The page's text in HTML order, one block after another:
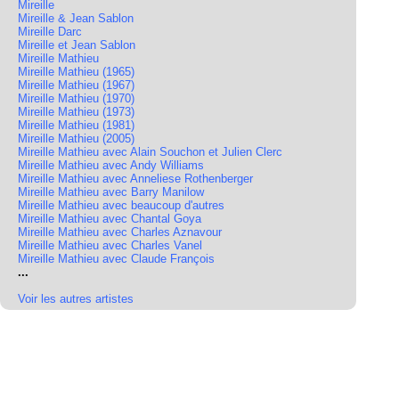
Mireille
Mireille & Jean Sablon
Mireille Darc
Mireille et Jean Sablon
Mireille Mathieu
Mireille Mathieu (1965)
Mireille Mathieu (1967)
Mireille Mathieu (1970)
Mireille Mathieu (1973)
Mireille Mathieu (1981)
Mireille Mathieu (2005)
Mireille Mathieu avec Alain Souchon et Julien Clerc
Mireille Mathieu avec Andy Williams
Mireille Mathieu avec Anneliese Rothenberger
Mireille Mathieu avec Barry Manilow
Mireille Mathieu avec beaucoup d'autres
Mireille Mathieu avec Chantal Goya
Mireille Mathieu avec Charles Aznavour
Mireille Mathieu avec Charles Vanel
Mireille Mathieu avec Claude François
...
Voir les autres artistes